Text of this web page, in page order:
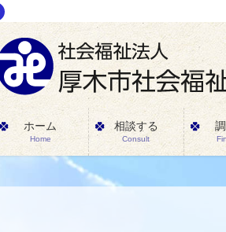
ホーム
Home
相談する
Consult